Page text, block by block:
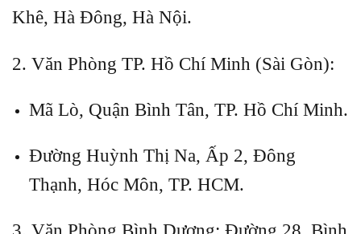
Khê, Hà Đông, Hà Nội.
2. Văn Phòng TP. Hồ Chí Minh (Sài Gòn):
Mã Lò, Quận Bình Tân, TP. Hồ Chí Minh.
Đường Huỳnh Thị Na, Ấp 2, Đông
Thạnh, Hóc Môn, TP. HCM.